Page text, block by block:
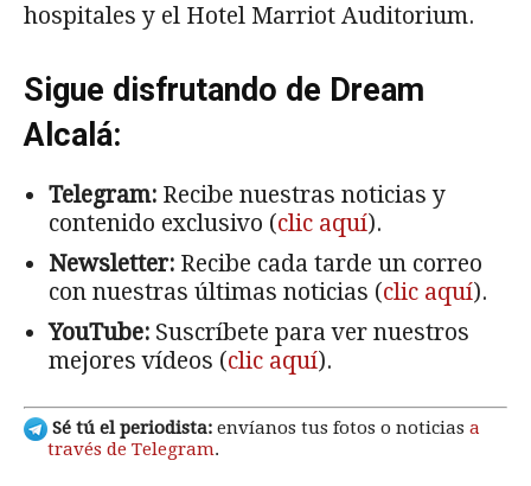
hospitales y el Hotel Marriot Auditorium.
Sigue disfrutando de Dream
Alcalá:
Telegram: Recibe nuestras noticias y
contenido exclusivo (clic aquí).
Newsletter: Recibe cada tarde un correo
con nuestras últimas noticias (clic aquí).
YouTube: Suscríbete para ver nuestros
mejores vídeos (clic aquí).
Sé tú el periodista: envíanos tus fotos o noticias a
través de Telegram.